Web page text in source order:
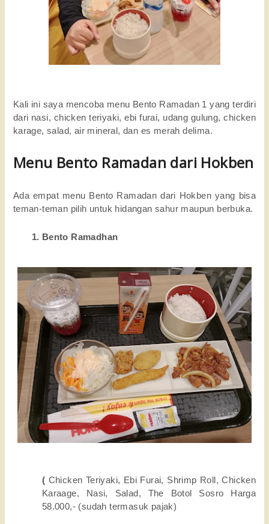
Kali ini saya mencoba menu Bento Ramadan 1 yang terdiri
dari nasi, chicken teriyaki, ebi furai, udang gulung, chicken
karage, salad, air mineral, dan es merah delima.
Menu Bento Ramadan dari Hokben
Ada empat menu Bento Ramadan dari Hokben yang bisa
teman-teman pilih untuk hidangan sahur maupun berbuka.
Bento Ramadhan
( Chicken Teriyaki, Ebi Furai, Shrimp Roll, Chicken
Karaage, Nasi, Salad, The Botol Sosro Harga
58.000,- (sudah termasuk pajak)